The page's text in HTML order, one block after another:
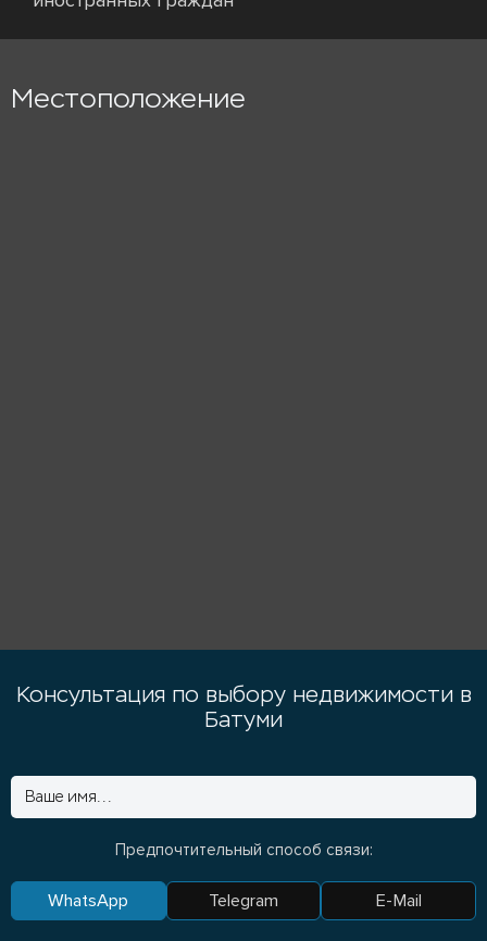
Местоположение
Консультация по выбору недвижимости в
Батуми
Предпочтительный способ связи:
WhatsApp Telegram E-Mail